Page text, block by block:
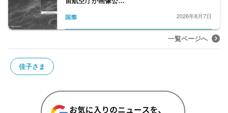
国際 2026年8月7日
一覧ページへ
佳子さま